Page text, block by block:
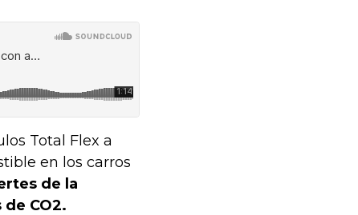
Total Flex a
en los carros
de la
CO2.